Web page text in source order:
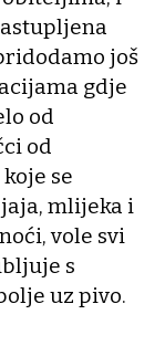
još
gdje
od
od
se
mlijeka i
vole svi
s
uz pivo.